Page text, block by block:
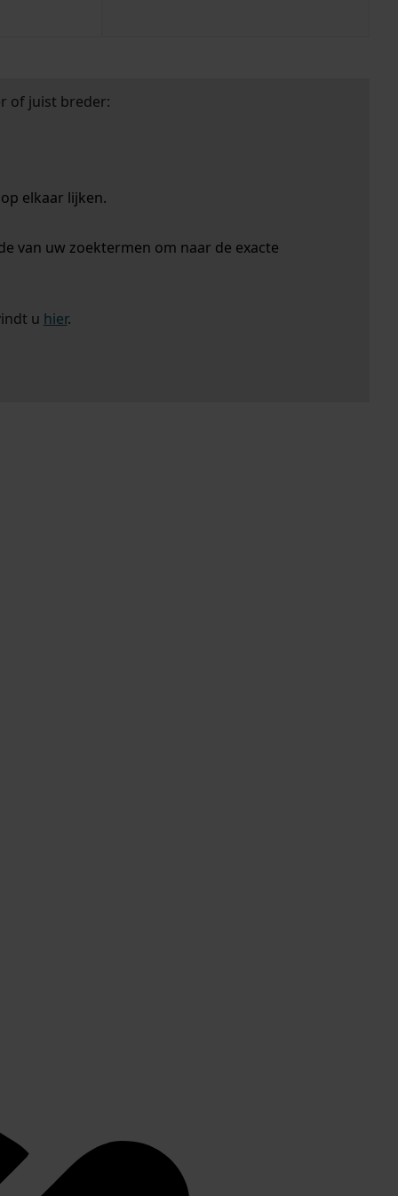
of juist breder:
elkaar lijken.
van uw zoektermen om naar de exacte
u hier.